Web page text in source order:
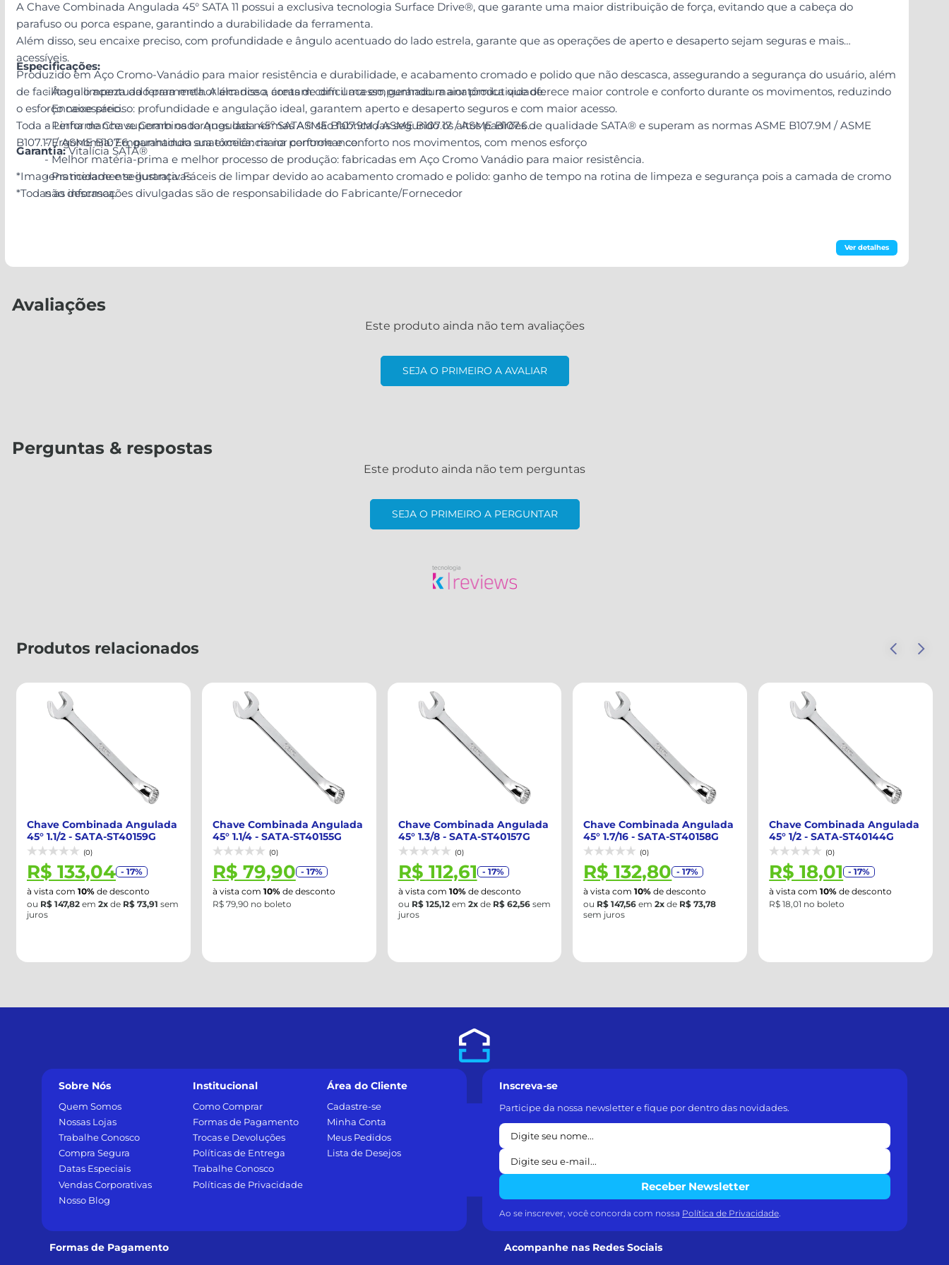
Ver detalhes
A Chave Combinada Angulada 45° SATA 11 possui a exclusiva tecnologia Surface Drive®, que garante uma maior distribuição de força, evitando que a cabeça do
parafuso ou porca espane, garantindo a durabilidade da ferramenta.
Além disso, seu encaixe preciso, com profundidade e ângulo acentuado do lado estrela, garante que as operações de aperto e desaperto sejam seguras e mais
acessíveis.
Produzido em Aço Cromo-Vanádio para maior resistência e durabilidade, e acabamento cromado e polido que não descasca, assegurando a segurança do usuário, além
de facilitar a limpeza da ferramenta. Além disso, contam com uma empunhadura anatômica que oferece maior controle e conforto durante os movimentos, reduzindo
o esforço necessário.
Toda a Linha de Chave Combinada Angulada 45º SATA® são fabricadas segundo os altos padrões de qualidade SATA® e superam as normas ASME B107.9M / ASME
B107.17 / ASME B107.6, garantindo sua excelência na performance.
Especificações:
- Ângulo acentuado para melhor alcance a áreas de difícil acesso, gerando maior produtividade.
- Encaixe preciso: profundidade e angulação ideal, garantem aperto e desaperto seguros e com maior acesso.
- Performance: superam os torques das normas ASME B107.9M / ASME B107.17 / ASME B107.6
- Ergonomia: Empunhadura anatômica: maior controle e conforto nos movimentos, com menos esforço
- Melhor matéria-prima e melhor processo de produção: fabricadas em Aço Cromo Vanádio para maior resistência.
- Praticidade e segurança: Fáceis de limpar devido ao acabamento cromado e polido: ganho de tempo na rotina de limpeza e segurança pois a camada de cromo
não descasca.
Garantia:Vitalícia SATA®
*Imagens meramente ilustrativas
*Todas as informações divulgadas são de responsabilidade do Fabricante/Fornecedor
Avaliações
Este produto ainda não tem avaliações
SEJA O PRIMEIRO A AVALIAR
Perguntas & respostas
Este produto ainda não tem perguntas
SEJA O PRIMEIRO A PERGUNTAR
Produtos relacionados
Chave Combinada Angulada
45° 1.1/4 - SATA-ST40155G
(0)
R$ 79,90 - 17%
à vista com10% de desconto
R$ 79,90 no boleto
Chave Combinada Angulada
45° 1.3/8 - SATA-ST40157G
(0)
R$ 112,61 - 17%
à vista com10% de desconto
ouR$ 125,12 em2x
Chave Combinada Angulada
45° 1.7/16 - SATA-ST40158G
(0)
R$ 132,80 - 17%
à vista com10% de desconto
ou R$ 147,56 em2x deR$ 73,78
sem juros
Chave Combinada Angulada
45° 1/2 - SATA-ST40144G
(0)
R$ 18,01 - 17%
à vista com10% de desconto
R$ 18,01 no boleto
Chave Combinada Angulada
45° 12MM - SATA-ST40176G
(0)
R$ 17,41
- 17%
à vista com10% de desconto
R$ 17,41 no boleto
Sobre Nós
Quem Somos
Nossas Lojas
Trabalhe Conosco
Compra Segura
Datas Especiais
Vendas Corporativas
Nosso Blog
Institucional
Como Comprar
Formas de Pagamento
Trocas e Devoluções
Políticas de Entrega
Trabalhe Conosco
Políticas de Privacidade
Área do Cliente
Cadastre-se
Minha Conta
Meus Pedidos
Lista de Desejos
Inscreva-se
Participe da nossa newsletter e fique por dentro das novidades.
Receber Newsletter
Ao se inscrever, você concorda com nossa Política de Privacidade
Formas de Pagamento Acompanhe nas Redes Sociais